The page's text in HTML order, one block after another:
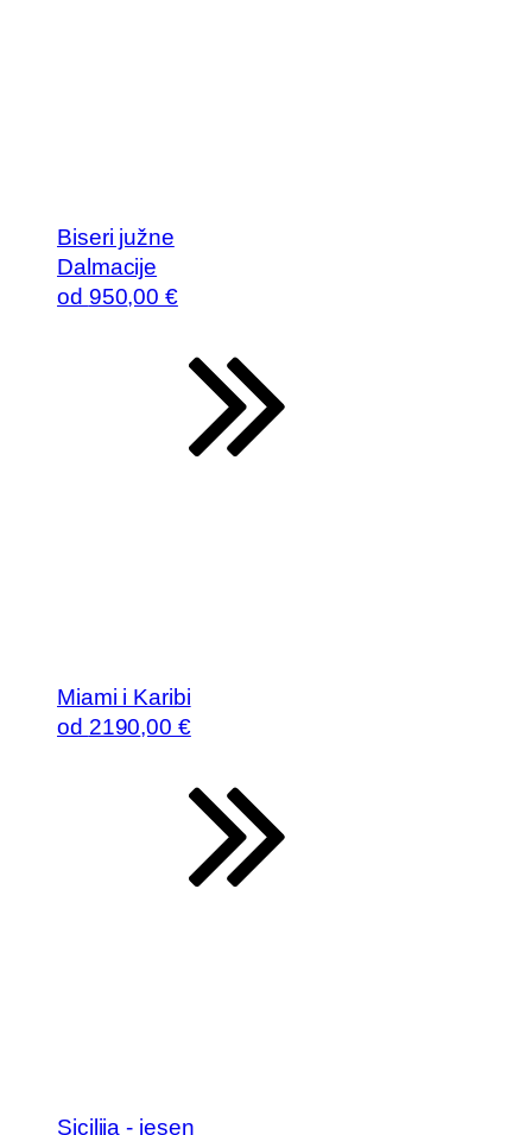
Biseri južne
Dalmacije
od 950,00 €
Miami i Karibi
od 2190,00 €
Sicilija - jesen